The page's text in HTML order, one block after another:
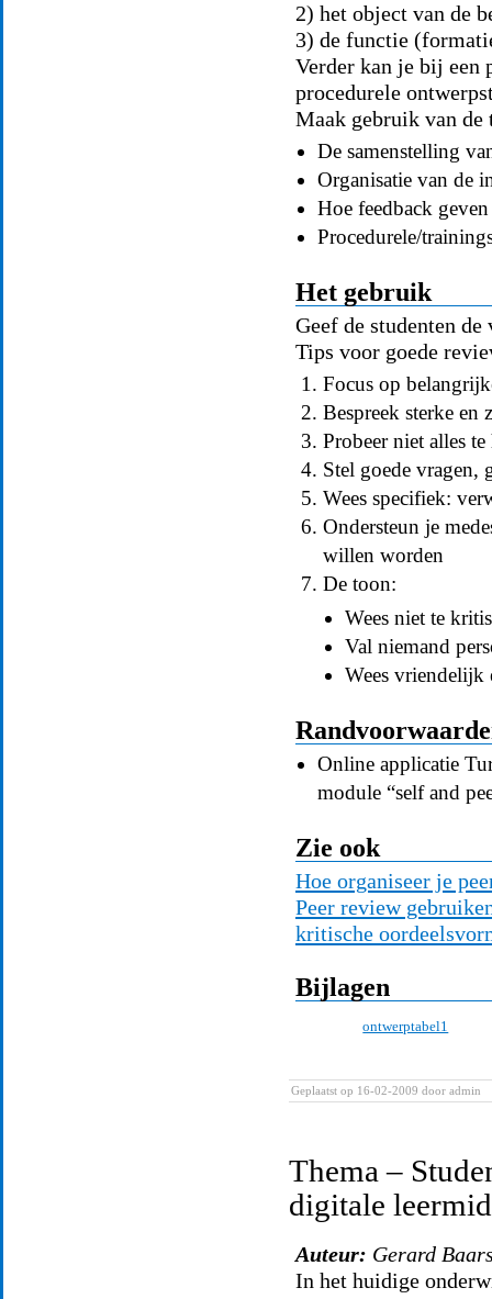
2) het object van de
3) de functie
Verder kan je bij een
procedurele
Maak gebruik van de
De samenstelling
Organisatie van de
Hoe feedback
Procedurele/
Het gebruik
Geef de studenten
Tips voor goede
Focus op
Bespreek sterke en
Probeer niet alles
Stel goede vragen,
Wees specifiek:
Ondersteun je
willen worden
De toon:
Wees niet te
Val niemand
Wees vriendelijk
Online applicatie
module “self and
Zie ook
Hoe organiseer je
Peer review
kritische
Bijlagen
ontwerptabel1
Geplaatst op 16-02-2009 door admin
Thema –
digitale
Auteur: Gerard
In het huidige